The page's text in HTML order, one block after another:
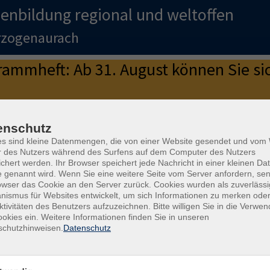
regional und weltoffen
Ab 31. August können Sie
neue Programmheft.
den Sommerferien.Ab 31.8.2026 sind wir wieder persönlich für
Anlageberatung von KI, Robo-
die besten Ratschläge für Ihre Geldanlage
Die
sind kleine Datenmengen, die von einer Website gesendet und vom
des Nutzers während des Surfens auf dem Computer des Nutzers
werden. Ihr Browser speichert jede Nachricht in einer kleinen
genannt wird. Wenn Sie eine weitere Seite vom Server anfordern,
das Cookie an den Server zurück. Cookies wurden als
für Websites entwickelt, um sich Informationen zu merken
des Benutzers aufzuzeichnen. Bitte willigen Sie in die
ein. Weitere Informationen finden Sie in unseren
Datenschutz